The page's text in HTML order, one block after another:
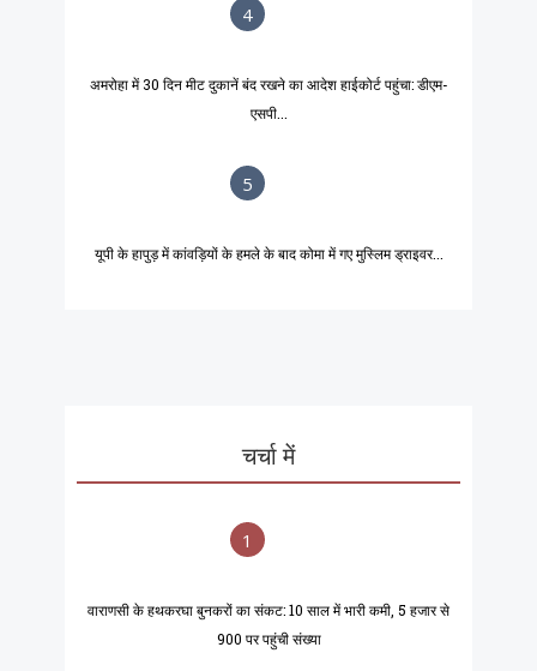
4
अमरोहा में 30 दिन मीट दुकानें बंद रखने का आदेश हाईकोर्ट पहुंचा: डीएम-
एसपी...
5
यूपी के हापुड़ में कांवड़ियों के हमले के बाद कोमा में गए मुस्लिम ड्राइवर...
चर्चा में
1
वाराणसी के हथकरघा बुनकरों का संकट: 10 साल में भारी कमी, 5 हजार से
900 पर पहुंची संख्या